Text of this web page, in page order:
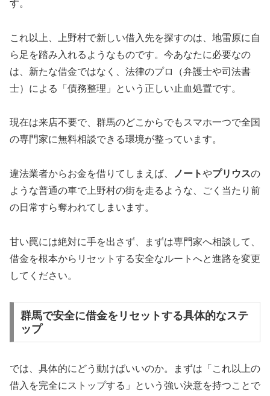
す。
これ以上、上野村で新しい借入先を探すのは、地雷原に自
ら足を踏み入れるようなものです。今あなたに必要なの
は、新たな借金ではなく、法律のプロ（弁護士や司法書
士）による「債務整理」という正しい止血処置です。
現在は来店不要で、群馬のどこからでもスマホ一つで全国
の専門家に無料相談できる環境が整っています。
違法業者からお金を借りてしまえば、 ノートやプリウスの
ような普通の車で上野村の街を走るような、ごく当たり前
の日常すら奪われてしまいます。
甘い罠には絶対に手を出さず、まずは専門家へ相談して、
借金を根本からリセットする安全なルートへと進路を変更
してください。
群馬で安全に借金をリセットする具体的なステ
ップ
では、具体的にどう動けばいいのか。まずは「これ以上の
借入を完全にストップする」という強い決意を持つことで